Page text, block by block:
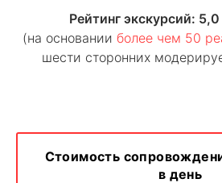
Рейтинг экскурсий: 5,0
(на основании более чем 50
шести сторонних
Стоимость
в день